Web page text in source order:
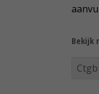
Bekijk
Ctgb